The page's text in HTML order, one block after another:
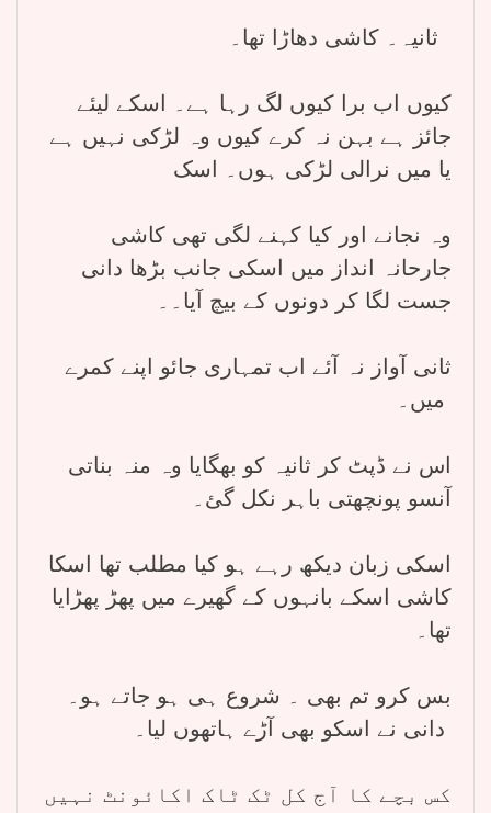
کیوں اب برا کیوں لگ رہا ہے۔ اسکے لیئے
جائز ہے بہن نہ کرے کیوں وہ لڑکی نہیں ہے
یا میں نرالی لڑکی ہوں۔ اسک
وہ نجانے اور کیا کہنے لگی تھی کاشی
جارحانہ انداز میں اسکی جانب بڑھا دانی
جست لگا کر دونوں کے بیچ آیا۔۔
ثانی آواز نہ آئے اب تمہاری جائو اپنے کمرے
اس نے ڈپٹ کر ثانیہ کو بھگایا وہ منہ بناتی
آنسو پونچھتی باہر نکل گئ۔
اسکی زبان دیکھ رہے ہو کیا مطلب تھا اسکا
کاشی اسکے بانہوں کے گھیرے میں پھڑ پھڑایا
تھا۔
بس کرو تم بھی ۔ شروع ہی ہو جاتے ہو۔
کس بچے کا آج کل ٹک ٹاک اکائونٹ نہیں